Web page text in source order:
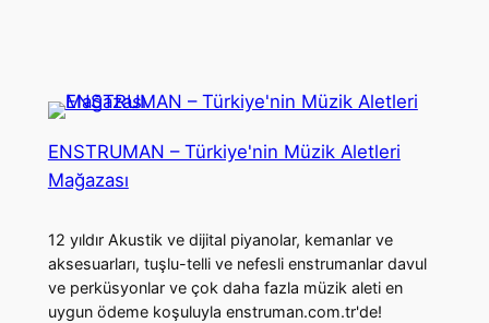
ENSTRUMAN – Türkiye'nin Müzik Aletleri
Mağazası
12 yıldır Akustik ve dijital piyanolar, kemanlar ve
aksesuarları, tuşlu-telli ve nefesli enstrumanlar davul
ve perküsyonlar ve çok daha fazla müzik aleti en
uygun ödeme koşuluyla enstruman.com.tr'de!